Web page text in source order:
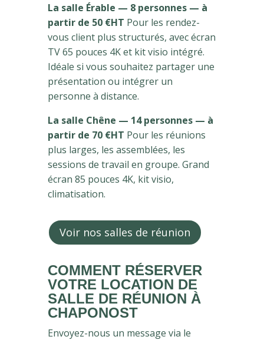
La salle Érable — 8 personnes — à
partir de 50 €HT Pour les rendez-
vous client plus structurés, avec écran
TV 65 pouces 4K et kit visio intégré.
Idéale si vous souhaitez partager une
présentation ou intégrer un
personne à distance.
La salle Chêne — 14 personnes — à
partir de 70 €HT Pour les réunions
plus larges, les assemblées, les
sessions de travail en groupe. Grand
écran 85 pouces 4K, kit visio,
climatisation.
Voir nos salles de réunion
COMMENT RÉSERVER
VOTRE LOCATION DE
SALLE DE RÉUNION À
CHAPONOST
Envoyez-nous un message via le